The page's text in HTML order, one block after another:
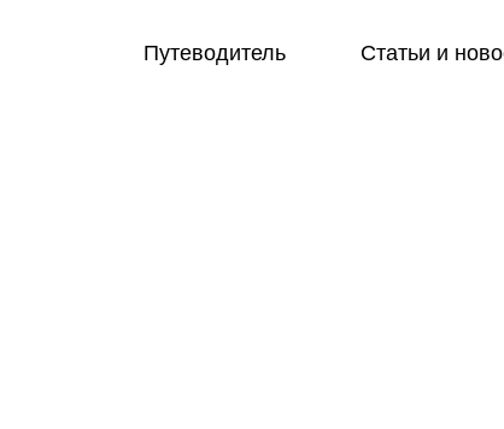
Путеводитель Статьи и